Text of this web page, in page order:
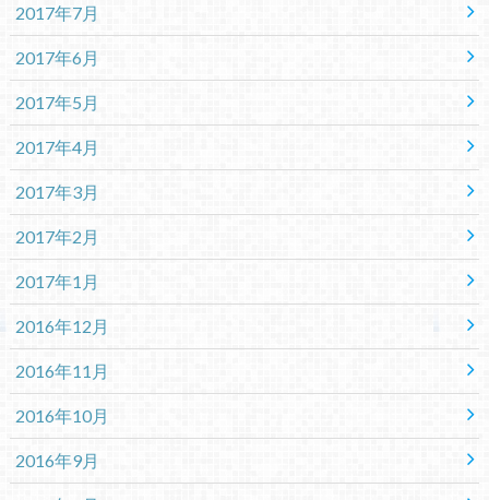
2017年7月
2017年6月
2017年5月
2017年4月
2017年3月
2017年2月
2017年1月
2016年12月
2016年11月
2016年10月
2016年9月